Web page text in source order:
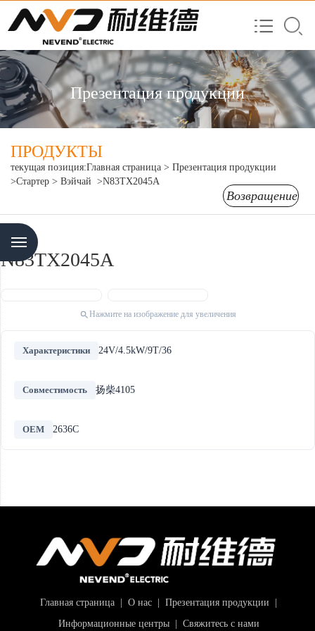
Презентация продукции
ПРОДУКТЫ
текущая позиция:Главная страница > Презентация продукции
>Стартер > Вэйчай >N83TX2045A
Возвращение
N83TX2045A
Нажмите на изображение для увеличения
Характеристики 24V/4.5kW/9T/36
Совместимость 扬柴4105
OEM 2636C
Главная страница О нас Презентация продукции
Информационные центры| Свяжитесь с нами